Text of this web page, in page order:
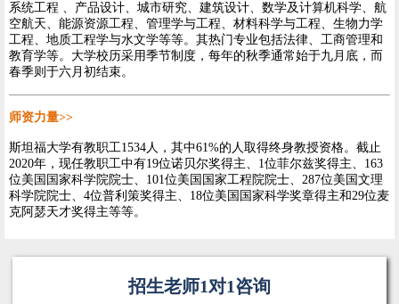
系统工程 、产品设计、城市研究、建筑设计、数学及计算机科学、航
空航天、能源资源工程、管理学与工程、材料科学与工程、生物力学
工程、地质工程学与水文学等等。其热门专业包括法律、工商管理和
教育学等。大学校历采用季节制度，每年的秋季通常始于九月底，而
春季则于六月初结束。
师资力量>>
斯坦福大学有教职工1534人，其中61%的人取得终身教授资格。截止
2020年，现任教职工中有19位诺贝尔奖得主、1位菲尔兹奖得主、163
位美国国家科学院院士、101位美国国家工程院院士、287位美国文理
科学院院士、4位普利策奖得主、18位美国国家科学奖章得主和29位麦
克阿瑟天才奖得主等等。
招生老师1对1咨询